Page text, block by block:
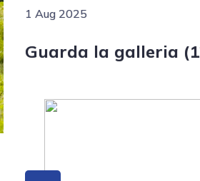
1 Aug 2025
Guarda la galleria